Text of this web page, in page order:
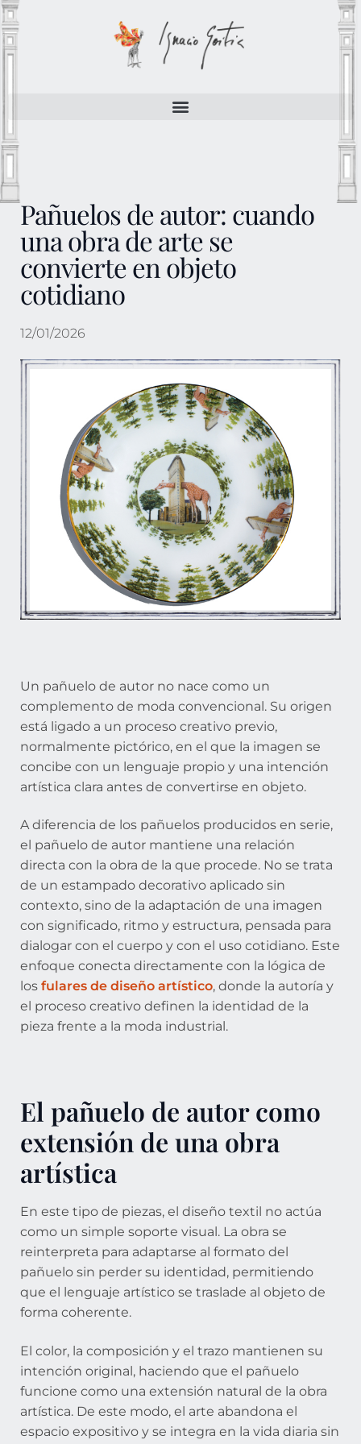
Pañuelos de autor: cuando
una obra de arte se
convierte en objeto
cotidiano
12/01/2026
Un pañuelo de autor no nace como un
complemento de moda convencional. Su origen
está ligado a un proceso creativo previo,
normalmente pictórico, en el que la imagen se
concibe con un lenguaje propio y una intención
artística clara antes de convertirse en objeto.
A diferencia de los pañuelos producidos en serie,
el pañuelo de autor mantiene una relación
directa con la obra de la que procede. No se trata
de un estampado decorativo aplicado sin
contexto, sino de la adaptación de una imagen
con significado, ritmo y estructura, pensada para
dialogar con el cuerpo y con el uso cotidiano. Este
enfoque conecta directamente con la lógica de
los fulares de diseño artístico, donde la autoría y
el proceso creativo definen la identidad de la
pieza frente a la moda industrial.
El pañuelo de autor como
extensión de una obra
artística
En este tipo de piezas, el diseño textil no actúa
como un simple soporte visual. La obra se
reinterpreta para adaptarse al formato del
pañuelo sin perder su identidad, permitiendo
que el lenguaje artístico se traslade al objeto de
forma coherente.
El color, la composición y el trazo mantienen su
intención original, haciendo que el pañuelo
funcione como una extensión natural de la obra
artística. De este modo, el arte abandona el
espacio expositivo y se integra en la vida diaria sin